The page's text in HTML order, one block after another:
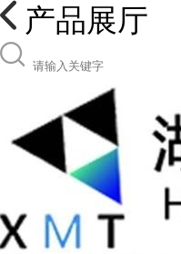
产品展厅